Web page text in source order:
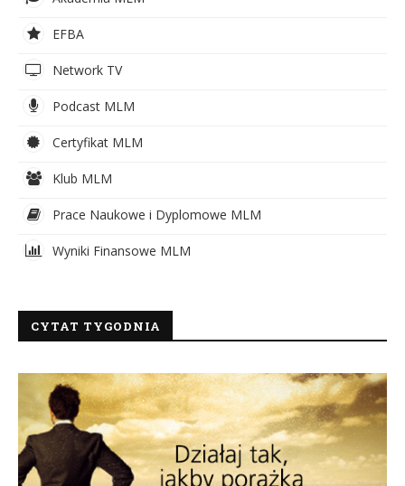
EFBA
Network TV
Podcast MLM
Certyfikat MLM
Klub MLM
Prace Naukowe i Dyplomowe MLM
Wyniki Finansowe MLM
CYTAT TYGODNIA